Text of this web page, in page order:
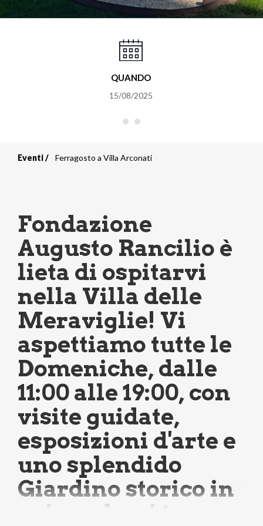
QUANDO
15/08/2025
pane
Eventi Ferragosto a Villa Arconati
Fondazione
Augusto Rancilio è
lieta di ospitarvi
nella Villa delle
Meraviglie! Vi
aspettiamo tutte le
Domeniche, dalle
11:00 alle 19:00, con
visite guidate,
esposizioni d'arte e
uno splendido
Giardino storico in
cui perdersi tra